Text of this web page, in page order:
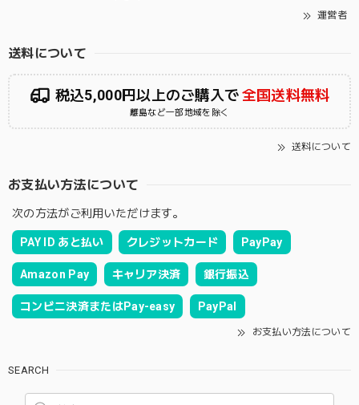
運営者
送料について
税込5,000円以上のご購入で全国送料無料
離島など一部地域を除く
送料について
お支払い方法について
次の方法がご利用いただけます。
PAY ID あと払い クレジットカード PayPay
Amazon Pay キャリア決済 銀行振込
コンビニ決済またはPay-easy PayPal
お支払い方法について
SEARCH